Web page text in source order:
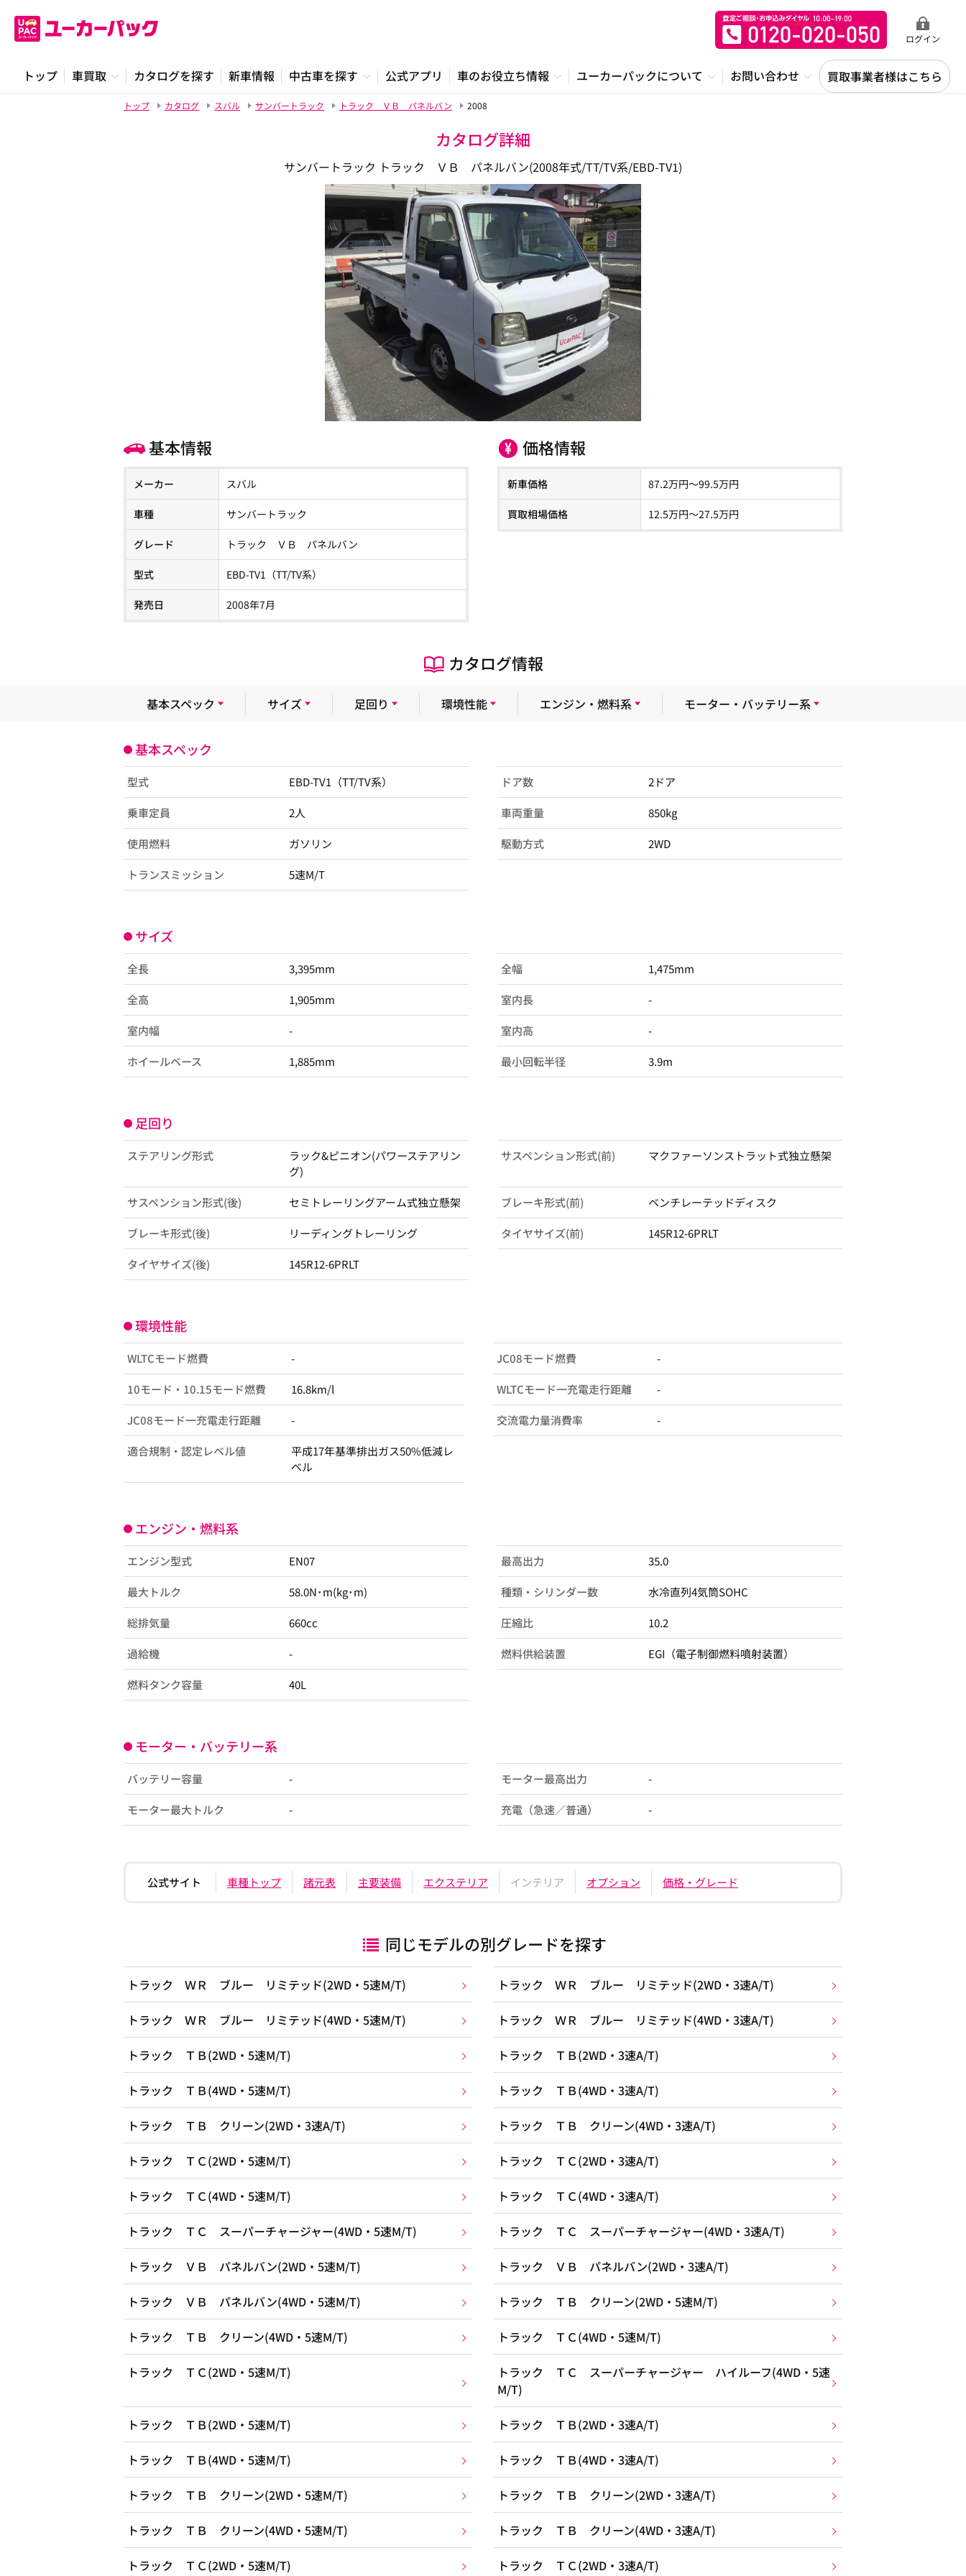
ログイン
トップ 車買取 カタログを探す 新車情報 中古車を探す 公式アプリ 車のお役立ち情報 ユーカーパックについて お問い合わせ 買取事業者様はこちら
トップ カタログ スバル サンバートラック トラック ＶＢ パネルバン 2008
カタログ詳細
サンバートラック トラック ＶＢ パネルバン(2008年式/TT/TV系/EBD-TV1)
基本情報
メーカー スバル
車種 サンバートラック
グレード トラック ＶＢ パネルバン
型式 EBD-TV1（TT/TV系）
発売日 2008年7月
価格情報
新車価格 87.2万円～99.5万円
買取相場価格 12.5万円〜27.5万円
カタログ情報
基本スペック サイズ 足回り 環境性能 エンジン・燃料系 モーター・バッテリー系
基本スペック
型式 EBD-TV1（TT/TV系） ドア数 2ドア
乗車定員 2人 車両重量 850kg
使用燃料 ガソリン 駆動方式 2WD
トランスミッション 5速M/T
サイズ
全長 3,395mm 全幅 1,475mm
全高 1,905mm 室内長 -
室内幅 - 室内高 -
ホイールベース 1,885mm 最小回転半径 3.9m
足回り
ステアリング形式
ラック&ピニオン(パワーステアリン
グ)
サスペンション形式(前) マクファーソンストラット式独立懸架
サスペンション形式(後) セミトレーリングアーム式独立懸架 ブレーキ形式(前) ベンチレーテッドディスク
ブレーキ形式(後) リーディングトレーリング タイヤサイズ(前) 145R12-6PRLT
タイヤサイズ(後) 145R12-6PRLT
環境性能
WLTCモード燃費 - JC08モード燃費 -
10モード・10.15モード燃費 16.8km/l WLTCモード一充電走行距離 -
JC08モード一充電走行距離 - 交流電力量消費率 -
適合規制・認定レベル値
平成17年基準排出ガス50%低減レ
ベル
エンジン・燃料系
エンジン型式 EN07 最高出力 35.0
最大トルク 58.0N･m(kg･m) 種類・シリンダー数 水冷直列4気筒SOHC
総排気量 660cc 圧縮比 10.2
過給機 - 燃料供給装置 EGI（電子制御燃料噴射装置）
燃料タンク容量 40L
モーター・バッテリー系
バッテリー容量 - モーター最高出力 -
モーター最大トルク - 充電（急速／普通） -
公式サイト 車種トップ 諸元表 主要装備 エクステリア インテリア オプション 価格・グレード
同じモデルの別グレードを探す
トラック ＷＲ ブルー リミテッド(2WD・5速M/T) トラック ＷＲ ブルー リミテッド(2WD・3速A/T)
トラック ＷＲ ブルー リミテッド(4WD・5速M/T) トラック ＷＲ ブルー リミテッド(4WD・3速A/T)
トラック ＴＢ(2WD・5速M/T) トラック ＴＢ(2WD・3速A/T)
トラック ＴＢ(4WD・5速M/T) トラック ＴＢ(4WD・3速A/T)
トラック ＴＢ クリーン(2WD・3速A/T) トラック ＴＢ クリーン(4WD・3速A/T)
トラック ＴＣ(2WD・5速M/T) トラック ＴＣ(2WD・3速A/T)
トラック ＴＣ(4WD・5速M/T) トラック ＴＣ(4WD・3速A/T)
トラック ＴＣ スーパーチャージャー(4WD・5速M/T) トラック ＴＣ スーパーチャージャー(4WD・3速A/T)
トラック ＶＢ パネルバン(2WD・5速M/T) トラック ＶＢ パネルバン(2WD・3速A/T)
トラック ＶＢ パネルバン(4WD・5速M/T) トラック ＴＢ クリーン(2WD・5速M/T)
トラック ＴＢ クリーン(4WD・5速M/T) トラック ＴＣ(4WD・5速M/T)
トラック ＴＣ(2WD・5速M/T)
トラック ＴＣ スーパーチャージャー ハイルーフ(4WD・5速
M/T)
トラック ＴＢ(2WD・5速M/T) トラック ＴＢ(2WD・3速A/T)
トラック ＴＢ(4WD・5速M/T) トラック ＴＢ(4WD・3速A/T)
トラック ＴＢ クリーン(2WD・5速M/T) トラック ＴＢ クリーン(2WD・3速A/T)
トラック ＴＢ クリーン(4WD・5速M/T) トラック ＴＢ クリーン(4WD・3速A/T)
トラック ＴＣ(2WD・5速M/T) トラック ＴＣ(2WD・3速A/T)